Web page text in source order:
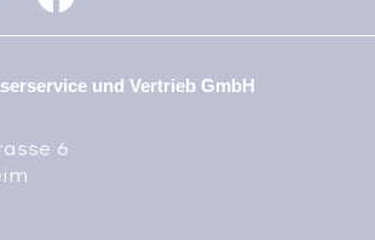
und Vertrieb GmbH
6